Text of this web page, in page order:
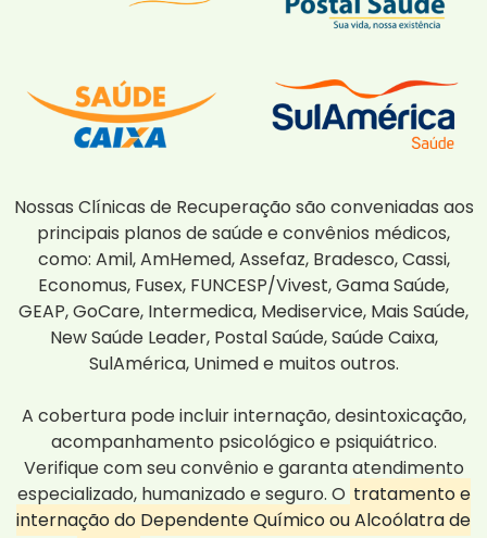
Nossas Clínicas de Recuperação são conveniadas aos
principais planos de saúde e convênios médicos,
como: Amil, AmHemed, Assefaz, Bradesco, Cassi,
Economus, Fusex, FUNCESP/Vivest, Gama Saúde,
GEAP, GoCare, Intermedica, Mediservice, Mais Saúde,
New Saúde Leader, Postal Saúde, Saúde Caixa,
SulAmérica, Unimed e muitos outros.
A cobertura pode incluir internação, desintoxicação,
acompanhamento psicológico e psiquiátrico.
Verifique com seu convênio e garanta atendimento
especializado, humanizado e seguro. O tratamento e
internação do Dependente Químico ou Alcoólatra de